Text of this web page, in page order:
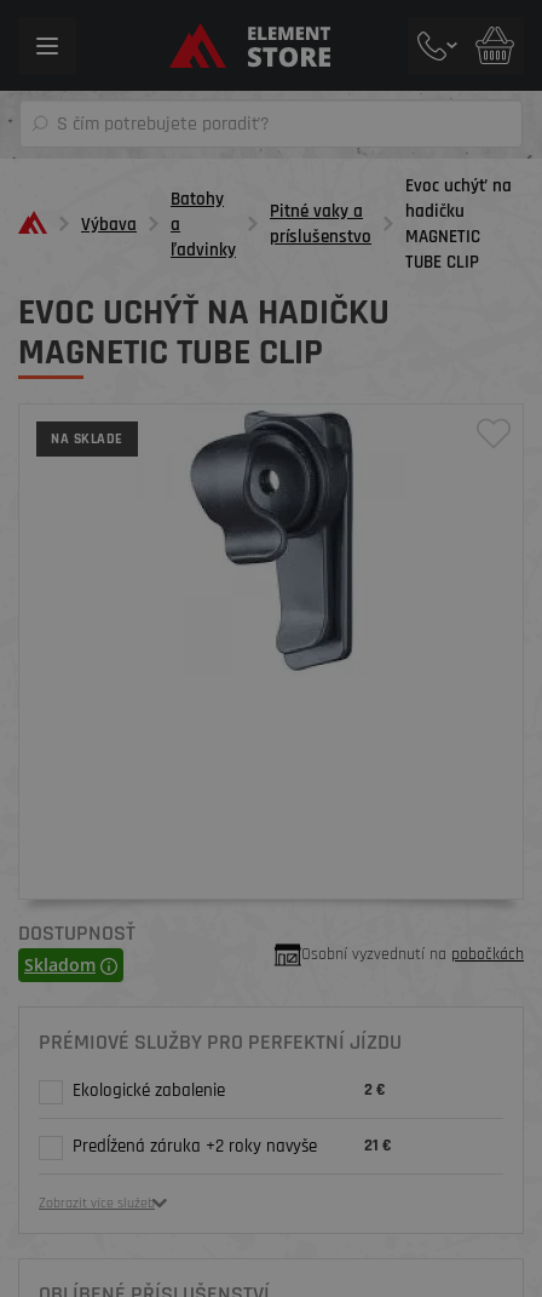
Toggle
Výbava
Batohy
a
ľadvinky
Pitné vaky a
príslušenstvo
Evoc uchýť na
hadičku
MAGNETIC
TUBE CLIP
EVOC UCHÝŤ NA HADIČKU
MAGNETIC TUBE CLIP
NA SKLADE
DOSTUPNOSŤ
Skladom Osobní vyzvednutí na pobočkách
PRÉMIOVÉ SLUŽBY PRO PERFEKTNÍ JÍZDU
Ekologické zabalenie 2 €
Predĺžená záruka +2 roky navyše 21 €
Zobrazit více služeb